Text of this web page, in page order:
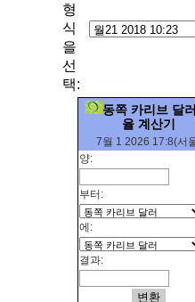
형
식
을
선
택:
동쪽 카리브 달
율 계산기
7월 1 2026 17:8(서
양:
부터:
에:
결과: